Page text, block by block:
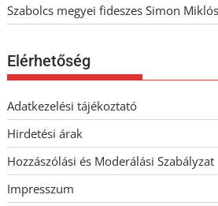
Szabolcs megyei fideszes Simon
Elérhetőség
Adatkezelési tájékoztató
Hirdetési árak
Hozzászólási és Moderálási Szabályzat
Impresszum